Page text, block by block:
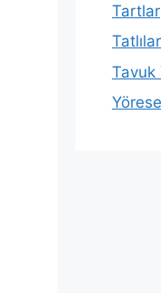
Tartlar
Tatlılar
Tavuk